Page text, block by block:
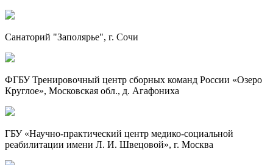
Санаторий "Заполярье", г. Сочи
ФГБУ Тренировочный центр сборных команд России «Озеро
Круглое», Московская обл., д. Агафониха
ГБУ «Научно-практический центр медико-социальной
реабилитации имени Л. И. Швецовой», г. Москва